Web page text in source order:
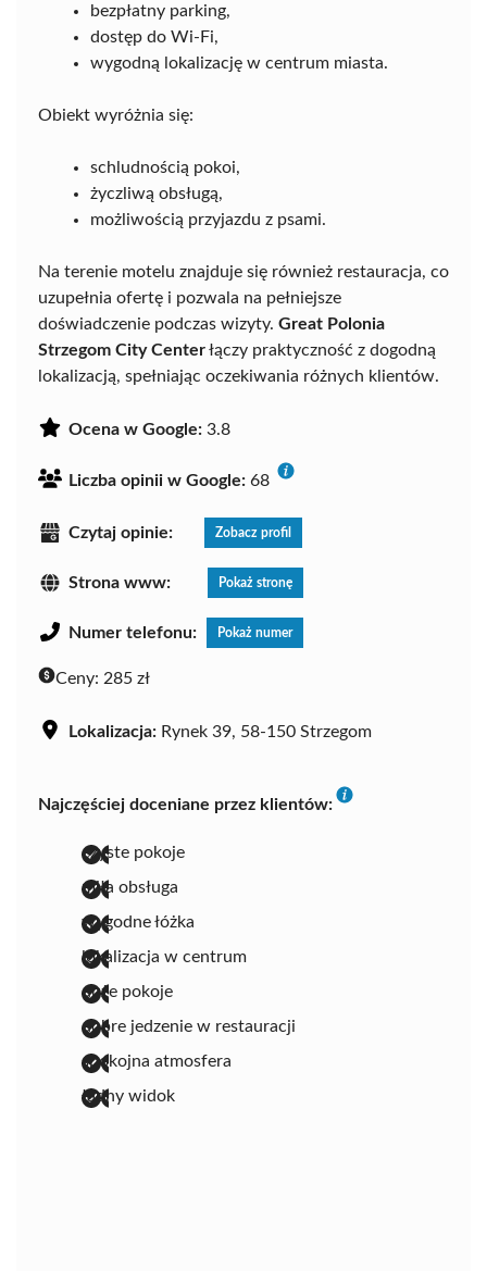
bezpłatny parking,
dostęp do Wi-Fi,
wygodną lokalizację w centrum miasta.
Obiekt wyróżnia się:
schludnością pokoi,
życzliwą obsługą,
możliwością przyjazdu z psami.
Na terenie motelu znajduje się również restauracja, co
uzupełnia ofertę i pozwala na pełniejsze
doświadczenie podczas wizyty. Great Polonia
Strzegom City Centerłączy praktyczność z dogodną
lokalizacją, spełniając oczekiwania różnych klientów.
Ocena w Google: 3.8
Liczba opinii w Google: 68
Czytaj opinie: Zobacz profil
Strona www: Pokaż stronę
Numer telefonu: Pokaż numer
Ceny: 285 zł
Lokalizacja: Rynek 39, 58-150 Strzegom
Najczęściej doceniane przez klientów:
czyste pokoje
miła obsługa
wygodne łóżka
lokalizacja w centrum
duże pokoje
dobre jedzenie w restauracji
spokojna atmosfera
ładny widok